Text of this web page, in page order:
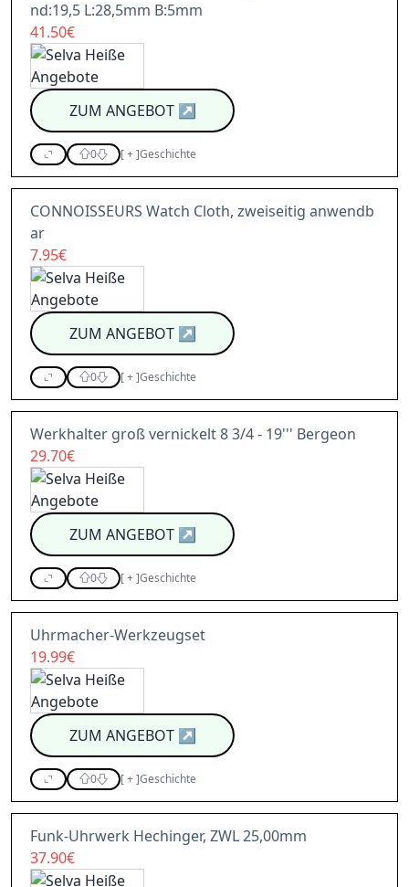
nd:19,5 L:28,5mm B:5mm
41.50€
ZUM ANGEBOT↗
0 [+]Geschichte
CONNOISSEURS Watch Cloth, zweiseitig anwendb
ar
7.95€
ZUM ANGEBOT↗
0 [+]Geschichte
Werkhalter groß vernickelt 8 3/4 - 19''' Bergeon
29.70€
ZUM ANGEBOT↗
0 [+]Geschichte
Uhrmacher-Werkzeugset
19.99€
ZUM ANGEBOT↗
0 [+]Geschichte
Funk-Uhrwerk Hechinger, ZWL 25,00mm
37.90€